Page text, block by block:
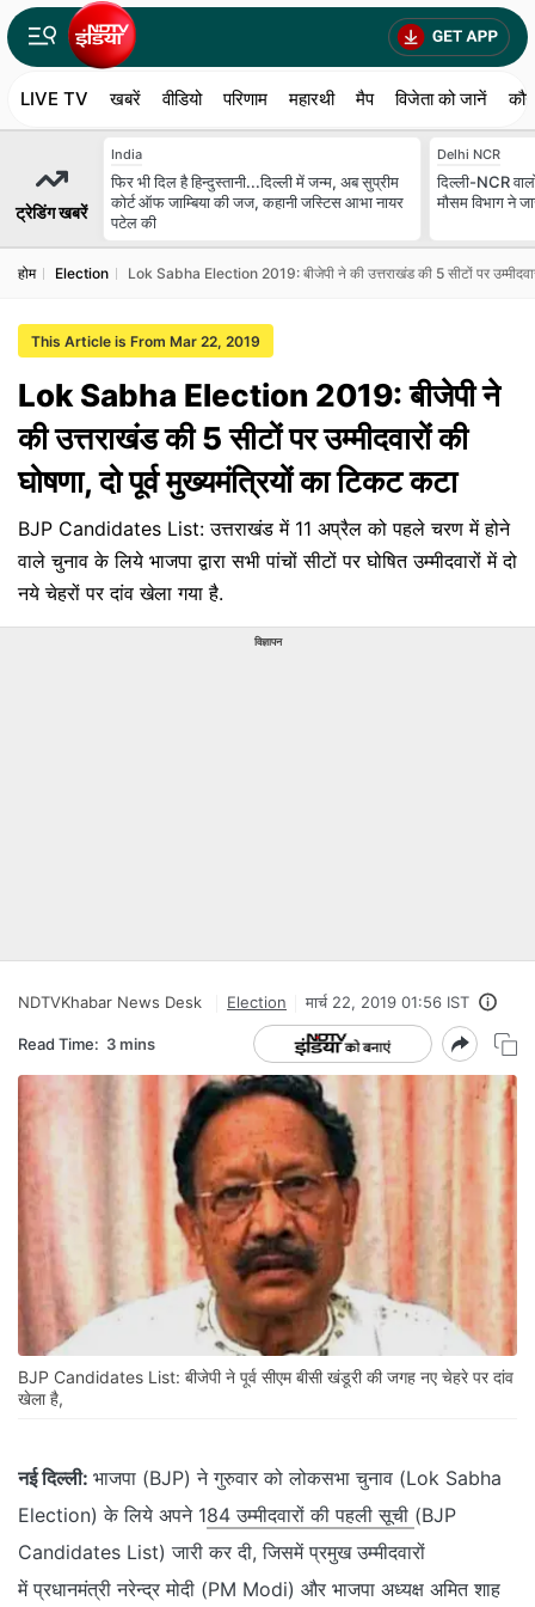
LIVE TV खबरें वीडियो परिणाम महारथी मैप विजेता को जानें
ट्रेडिंग खबरें
India
फिर भी दिल है हिन्दुस्तानी...दिल्ली में जन्म, अब सुप्रीम
कोर्ट ऑफ जाम्बिया की जज, कहानी जस्टिस आभा नायर
पटेल की
Delhi NCR
दिल्ली-NCR
मौसम विभाग ने
होम Election Lok Sabha Election 2019: बीजेपी ने की उत्तराखंड की 5 सीटों पर
This Article is From Mar 22, 2019
Lok Sabha Election 2019: बीजेपी ने
की उत्तराखंड की 5 सीटों पर उम्मीदवारों की
घोषणा, दो पूर्व मुख्यमंत्रियों का टिकट कटा
BJP Candidates List: उत्तराखंड में 11 अप्रैल को पहले चरण में होने
वाले चुनाव के लिये भाजपा द्वारा सभी पांचों सीटों पर घोषित उम्मीदवारों में दो
नये चेहरों पर दांव खेला गया है.
विज्ञापन
NDTVKhabar News Desk Election मार्च 22, 2019 01:56 IST
Read Time: 3 mins
BJP Candidates List: बीजेपी ने पूर्व सीएम बीसी खंडूरी की जगह नए चेहरे पर दांव
खेला है,
नई दिल्ली: भाजपा (BJP) ने गुरुवार को लोकसभा चुनाव (Lok Sabha
Election) के लिये अपने 184 उम्मीदवारों की पहली सूची (BJP
Candidates List) जारी कर दी, जिसमें प्रमुख उम्मीदवारों
में प्रधानमंत्री नरेन्द्र मोदी (PM Modi) और भाजपा अध्यक्ष अमित शाह